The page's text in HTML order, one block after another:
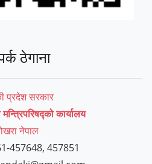
ठेगाना
प्रदेश सरकार
कार्यालय
नेपाल
457648, 457851